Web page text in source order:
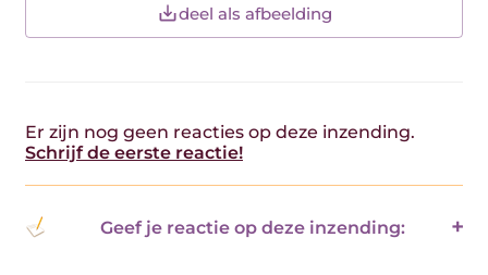
deel als afbeelding
Er zijn nog geen reacties op deze inzending.
Schrijf de eerste reactie!
Geef je reactie op deze inzending: